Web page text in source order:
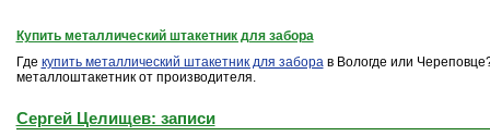
Купить металлический штакетник для забора
Где купить металлический штакетник для заборав Вологде или
металлоштакетник от производителя.
Сергей Целищев: записи